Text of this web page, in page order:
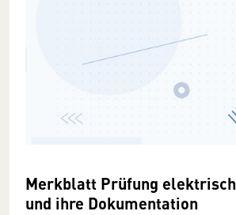
Merkblatt Prüfung
und ihre Dokumentation